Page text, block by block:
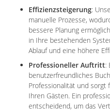
Effizienzsteigerung:
manuelle Prozesse,
bessere Planung
in Ihre bestehenden
Ablauf und eine höhere
Professioneller Auftritt:
benutzerfreundliches
Professionalität und sorgt
Ihren Gästen. Ein
entscheidend, um das